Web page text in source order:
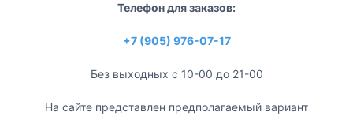
Телефон для заказов:
+7 (905) 976-07-17
Без выходных с 10-00 до 21-00
На сайте представлен предполагаемый вариант